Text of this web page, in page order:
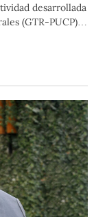
desarrollada
(GTR-PUCP)
ha sido el